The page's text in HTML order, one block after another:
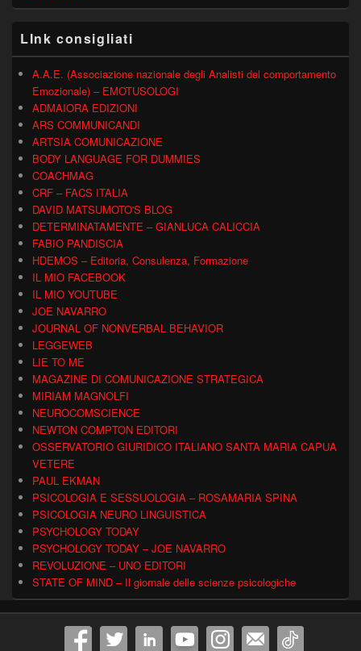
LInk consigliati
A.A.E. (Associazione nazionale degli Analisti del comportamento
Emozionale) – EMOTUSOLOGI
ADMAIORA EDIZIONI
ARS COMMUNICANDI
ARTSIA COMUNICAZIONE
BODY LANGUAGE FOR DUMMIES
COACHMAG
CRF – FACS ITALIA
DAVID MATSUMOTO'S BLOG
DETERMINATAMENTE – GIANLUCA CALICCIA
FABIO PANDISCIA
HDEMOS – Editoria, Consulenza, Formazione
IL MIO FACEBOOK
IL MIO YOUTUBE
JOE NAVARRO
JOURNAL OF NONVERBAL BEHAVIOR
LEGGEWEB
LIE TO ME
MAGAZINE DI COMUNICAZIONE STRATEGICA
MIRIAM MAGNOLFI
NEUROCOMSCIENCE
NEWTON COMPTON EDITORI
OSSERVATORIO GIURIDICO ITALIANO SANTA MARIA CAPUA
VETERE
PAUL EKMAN
PSICOLOGIA E SESSUOLOGIA – ROSAMARIA SPINA
PSICOLOGIA NEURO LINGUISTICA
PSYCHOLOGY TODAY
PSYCHOLOGY TODAY – JOE NAVARRO
REVOLUZIONE – UNO EDITORI
STATE OF MIND – Il giornale delle scienze psicologiche